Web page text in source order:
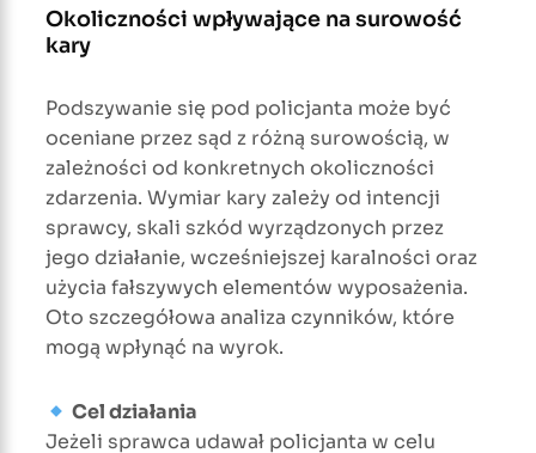
Okoliczności wpływające na surowość
kary
Podszywanie się pod policjanta może być
oceniane przez sąd z różną surowością, w
zależności od konkretnych okoliczności
zdarzenia. Wymiar kary zależy od intencji
sprawcy, skali szkód wyrządzonych przez
jego działanie, wcześniejszej karalności oraz
użycia fałszywych elementów wyposażenia.
Oto szczegółowa analiza czynników, które
mogą wpłynąć na wyrok.
Cel działania
Jeżeli sprawca udawał policjanta w celu